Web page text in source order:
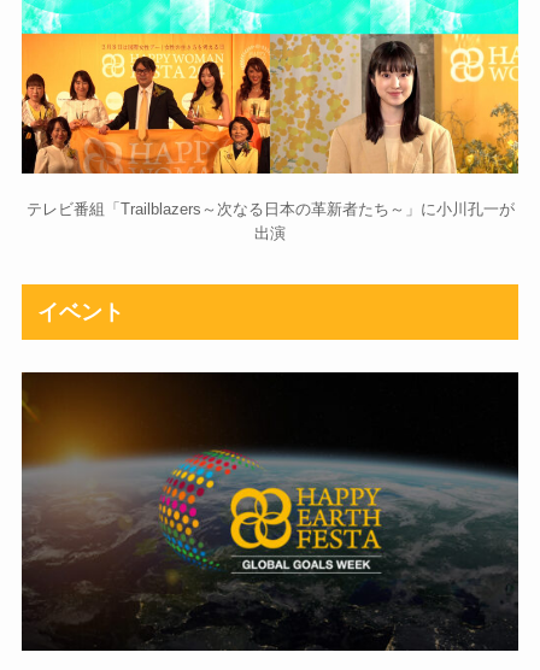
テレビ番組「Trailblazers～次なる日本の革新者たち～」に小川孔一が
出演
イベント